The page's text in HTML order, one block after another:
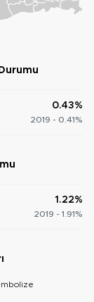
0.43%
2019 - 0.41%
1.22%
2019 - 1.91%